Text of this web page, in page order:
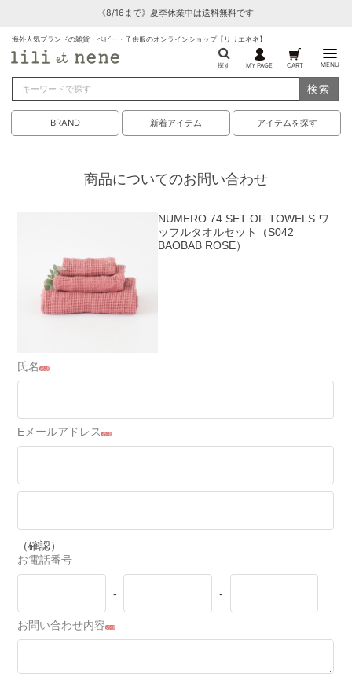
《8/16まで》夏季休業中は送料無料です
海外人気ブランドの雑貨・ベビー・子供服のオンラインショップ【リリエネネ】
探す MY PAGE CART MENU
検索
BRAND 新着アイテム アイテムを探す
商品についてのお問い合わせ
NUMERO 74 SET OF TOWELS ワ
ッフルタオルセット（S042
BAOBAB ROSE）
氏名必須
Eメールアドレス必須
（確認）
お電話番号
- -
お問い合わせ内容必須